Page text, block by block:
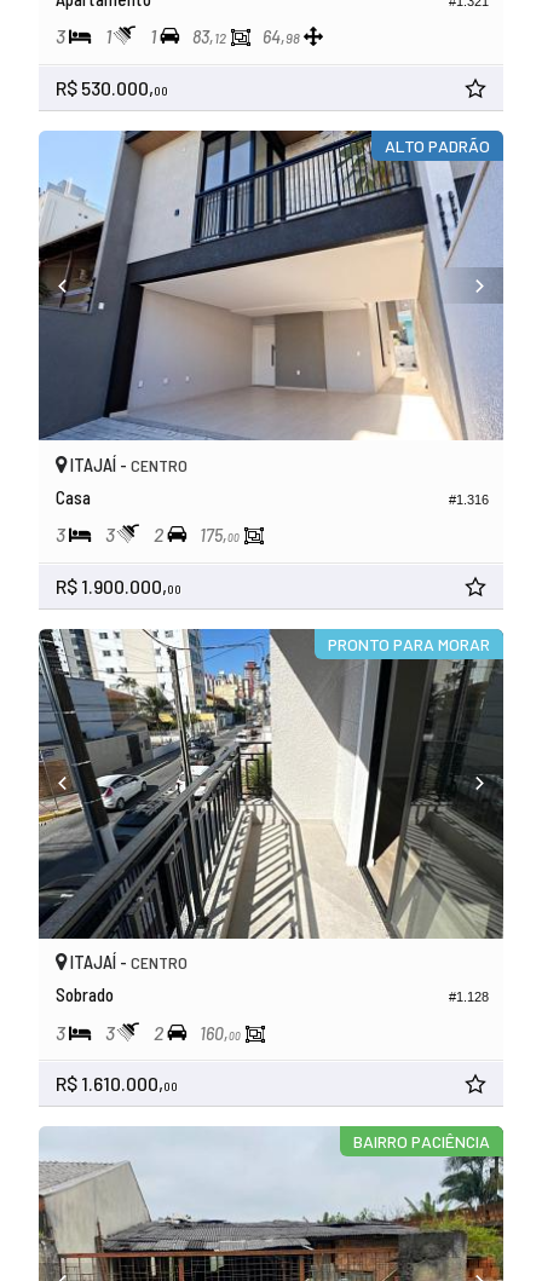
3 1 1 83,12 64,98
R$ 530.000,00
ALTO PADRÃO
#1.316
ITAJAÍ - CENTRO
Casa
3 3 2 175,00
R$ 1.900.000,00
PRONTO PARA MORAR
#1.128
ITAJAÍ - CENTRO
Sobrado
3 3 2 160,00
R$ 1.610.000,00
BAIRRO PACIÊNCIA